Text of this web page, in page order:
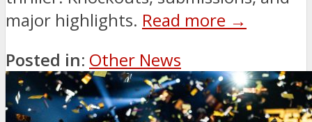
major highlights. Read more →
Posted in: Other News